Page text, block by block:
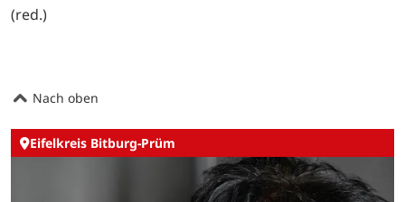
(red.)
Nach oben
Eifelkreis Bitburg-Prüm